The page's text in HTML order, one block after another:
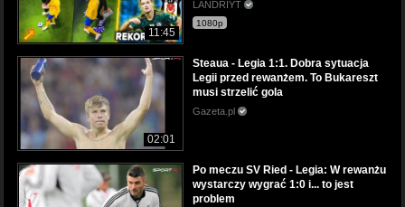
11:45
LANDRIYT
1080p
02:01
Steaua - Legia 1:1. Dobra sytuacja
Legii przed rewanżem. To Bukareszt
musi strzelić gola
Gazeta.pl
Po meczu SV Ried - Legia: W rewanżu
wystarczy wygrać 1:0 i... to jest
problem